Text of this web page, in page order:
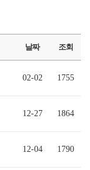
날짜 조회
02-02 1755
12-27 1864
12-04 1790